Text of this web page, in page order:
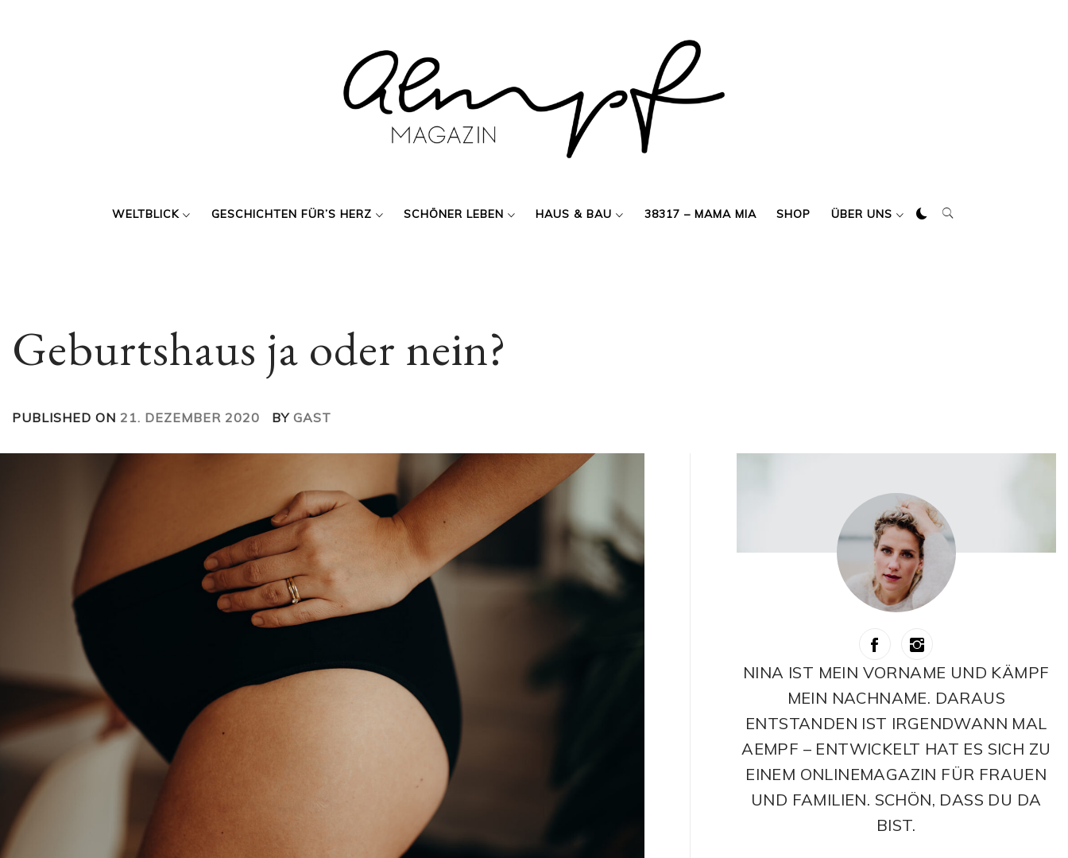
WELTBLICK GESCHICHTEN FÜR’S HERZ SCHÖNER LEBEN HAUS & BAU 38317 – MAMA MIA SHOP ÜBER UNS
Geburtshaus ja oder nein?
PUBLISHED ON 21. DEZEMBER 2020 BY GAST
NINA IST MEIN VORNAME UND KÄMPF
MEIN NACHNAME. DARAUS
ENTSTANDEN IST IRGENDWANN MAL
AEMPF – ENTWICKELT HAT ES SICH ZU
EINEM ONLINEMAGAZIN FÜR FRAUEN
UND FAMILIEN. SCHÖN, DASS DU DA
BIST.